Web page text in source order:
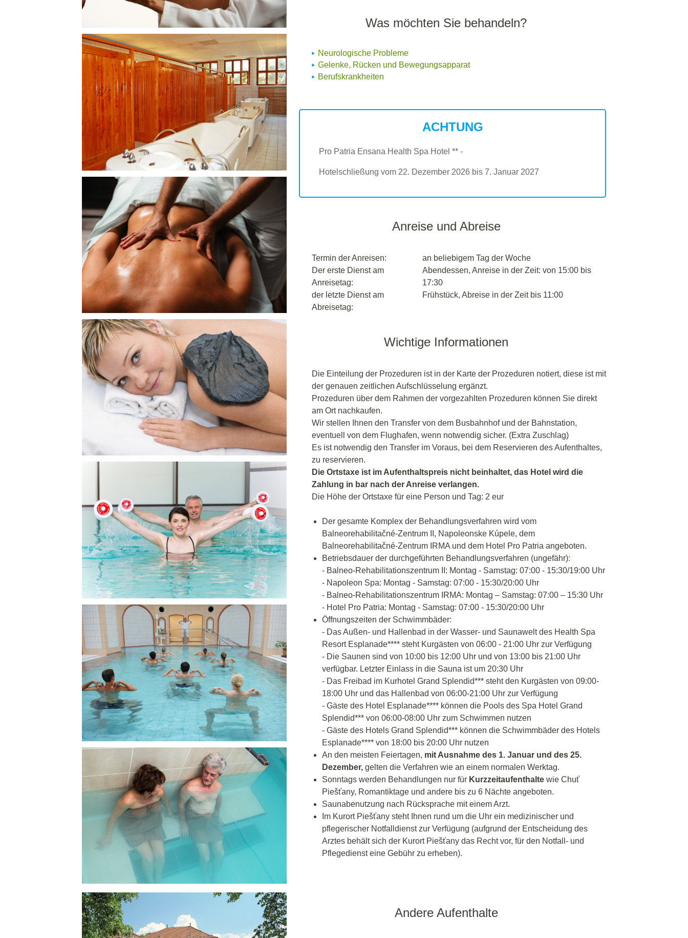
Was möchten Sie behandeln?
Neurologische Probleme
Gelenke, Rücken und Bewegungsapparat
Berufskrankheiten
ACHTUNG
Pro Patria Ensana Health Spa Hotel ** -
Hotelschließung vom 22. Dezember 2026 bis 7. Januar 2027
Anreise und Abreise
Termin der Anreisen:
an beliebigem Tag der Woche
Der erste Dienst am
Anreisetag:
Abendessen, Anreise in der Zeit: von 15:00 bis
17:30
der letzte Dienst am
Abreisetag:
Frühstück, Abreise in der Zeit bis 11:00
Wichtige Informationen
Die Einteilung der Prozeduren ist in der Karte der Prozeduren notiert, diese ist mit
der genauen zeitlichen Aufschlüsselung ergänzt.
Prozeduren über dem Rahmen der vorgezahlten Prozeduren können Sie direkt
am Ort nachkaufen.
Wir stellen Ihnen den Transfer von dem Busbahnhof und der Bahnstation,
eventuell von dem Flughafen, wenn notwendig sicher. (Extra Zuschlag)
Es ist notwendig den Transfer im Voraus, bei dem Reservieren des Aufenthaltes,
zu reservieren.
Die Ortstaxe ist im Aufenthaltspreis nicht beinhaltet, das Hotel wird die
Zahlung in bar nach der Anreise verlangen.
Die Höhe der Ortstaxe für eine Person und Tag: 2 eur
Der gesamte Komplex der Behandlungsverfahren wird vom
Balneorehabilitačné-Zentrum II, Napoleonske Kúpele, dem
Balneorehabilitačné-Zentrum IRMA und dem Hotel Pro Patria angeboten.
Betriebsdauer der durchgeführten Behandlungsverfahren (ungefähr):
- Balneo-Rehabilitationszentrum II: Montag - Samstag: 07:00 - 15:30/19:00 Uhr
- Napoleon Spa: Montag - Samstag: 07:00 - 15:30/20:00 Uhr
- Balneo-Rehabilitationszentrum IRMA: Montag – Samstag: 07:00 – 15:30 Uhr
- Hotel Pro Patria: Montag - Samstag: 07:00 - 15:30/20:00 Uhr
Öffnungszeiten der Schwimmbäder:
- Das Außen- und Hallenbad in der Wasser- und Saunawelt des Health Spa
Resort Esplanade**** steht Kurgästen von 06:00 - 21:00 Uhr zur Verfügung
- Die Saunen sind von 10:00 bis 12:00 Uhr und von 13:00 bis 21:00 Uhr
verfügbar. Letzter Einlass in die Sauna ist um 20:30 Uhr
- Das Freibad im Kurhotel Grand Splendid*** steht den Kurgästen von 09:00-
18:00 Uhr und das Hallenbad von 06:00-21:00 Uhr zur Verfügung
- Gäste des Hotel Esplanade**** können die Pools des Spa Hotel Grand
Splendid*** von 06:00-08:00 Uhr zum Schwimmen nutzen
- Gäste des Hotels Grand Splendid*** können die Schwimmbäder des Hotels
Esplanade**** von 18:00 bis 20:00 Uhr nutzen
An den meisten Feiertagen, mit Ausnahme des 1. Januar und des 25.
Dezember, gelten die Verfahren wie an einem normalen Werktag.
Sonntags werden Behandlungen nur für Kurzzeitaufenthalte wie Chuť
Piešťany, Romantiktage und andere bis zu 6 Nächte angeboten.
Saunabenutzung nach Rücksprache mit einem Arzt.
Im Kurort Piešťany steht Ihnen rund um die Uhr ein medizinischer und
pflegerischer Notfalldienst zur Verfügung (aufgrund der Entscheidung des
Arztes behält sich der Kurort Piešťany das Recht vor, für den Notfall- und
Pflegedienst eine Gebühr zu erheben).
Andere Aufenthalte